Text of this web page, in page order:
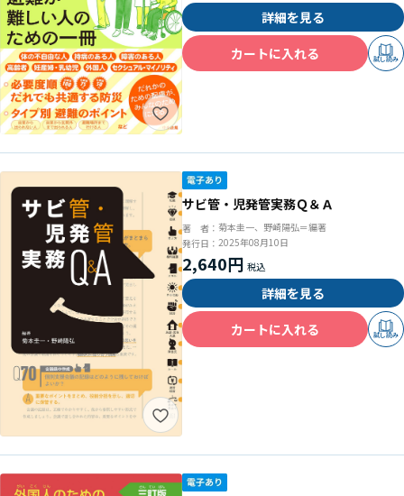
詳細を見る
カートに入れる
試し読み
サビ管・児発管実務Ｑ＆Ａ
著 者： 菊本圭一、野崎陽弘＝編著
発行日： 2025年08月10日
2,640円
詳細を見る
カートに入れる
試し読み